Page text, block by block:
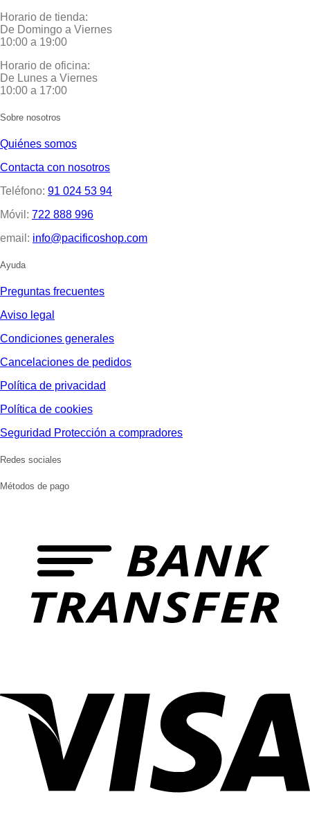
Horario de tienda:
De Domingo a Viernes
10:00 a 19:00
Horario de oficina:
De Lunes a Viernes
10:00 a 17:00
Sobre nosotros
Quiénes somos
Contacta con nosotros
Teléfono: 91 024 53 94
Móvil: 722 888 996
email: info@pacificoshop.com
Ayuda
Preguntas frecuentes
Aviso legal
Condiciones generales
Cancelaciones de pedidos
Política de privacidad
Política de cookies
Seguridad Protección a compradores
Redes sociales
Métodos de pago